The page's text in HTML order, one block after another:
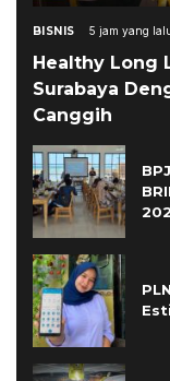
BISNIS 5 jam yang
Healthy Long
Surabaya
Canggih